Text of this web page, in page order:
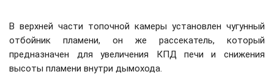
В верхней части топочной камеры установлен чугунный
отбойник пламени, он же рассекатель, который
предназначен для увеличения КПД печи и снижения
высоты пламени внутри дымохода.